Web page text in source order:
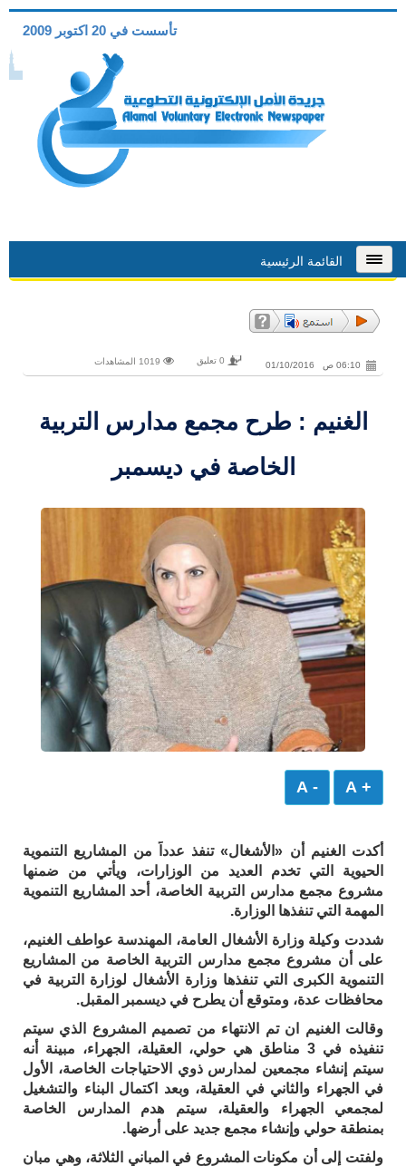
تأسست في 20 اكتوبر 2009
القائمة الرئيسية
06:10 ص 01/10/2016 0 تعليق
الغنيم : طرح مجمع مدارس التربية
الخاصة في ديسمبر
+ A
- A
أكدت الغنيم أن «الأشغال» تنفذ عدداً من المشاريع التنموية
الحيوية التي تخدم العديد من الوزارات، ويأتي من ضمنها
مشروع مجمع مدارس التربية الخاصة، أحد المشاريع التنموية
المهمة التي تنفذها الوزارة.
شددت وكيلة وزارة الأشغال العامة، المهندسة عواطف الغنيم،
على أن مشروع مجمع مدارس التربية الخاصة من المشاريع
التنموية الكبرى التي تنفذها وزارة الأشغال لوزارة التربية في
محافظات عدة، ومتوقع أن يطرح في ديسمبر المقبل.
وقالت الغنيم ان تم الانتهاء من تصميم المشروع الذي سيتم
تنفيذه في 3 مناطق هي حولي، العقيلة، الجهراء، مبينة أنه
سيتم إنشاء مجمعين لمدارس ذوي الاحتياجات الخاصة، الأول
في الجهراء والثاني في العقيلة، وبعد اكتمال البناء والتشغيل
لمجمعي الجهراء والعقيلة، سيتم هدم المدارس الخاصة
بمنطقة حولي وإنشاء مجمع جديد على أرضها.
ولفتت إلى أن مكونات المشروع في المباني الثلاثة، وهي مبان